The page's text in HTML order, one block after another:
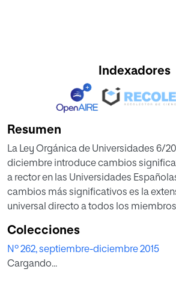
Indexadores
Resumen
La Ley Orgánica de Universidades 6/
diciembre introduce cambios
a rector en las Universidades
cambios más significativos es la
universal directo a todos los
interés de los medios de
lugares en que éstas se celebran, sin
estudios han tratado de determinar en
Colecciones
Nº 262, septiembre-diciembre 2015
Cargando...